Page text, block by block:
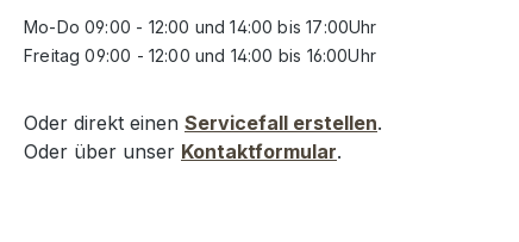
Mo-Do 09:00 - 12:00 und 14:00 bis 17:00Uhr
Freitag 09:00 - 12:00 und 14:00 bis 16:00Uhr
Oder direkt einen Servicefall erstellen.
Oder über unser Kontaktformular.